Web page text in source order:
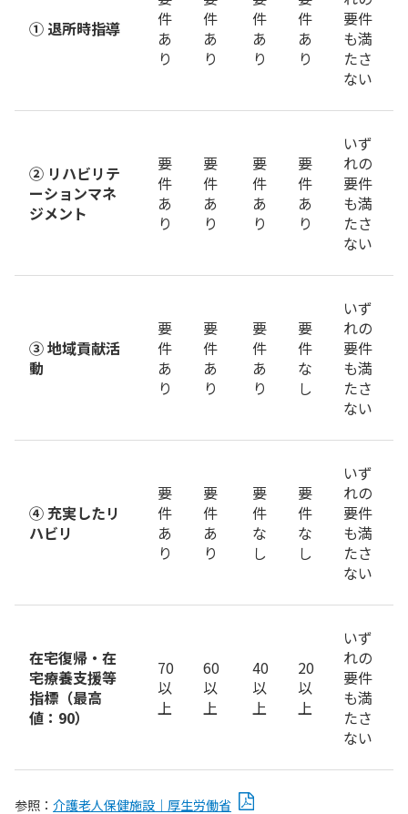
① 退所時指導
件
あ
り
件
あ
り
件
あ
り
件
あ
り
要件
も満
たさ
ない
② リハビリテ
ーションマネ
ジメント
要
件
あ
り
要
件
あ
り
要
件
あ
り
要
件
あ
り
いず
れの
要件
も満
たさ
ない
③ 地域貢献活
動
要
件
あ
り
要
件
あ
り
要
件
あ
り
要
件
な
し
いず
れの
要件
も満
たさ
ない
④ 充実したリ
ハビリ
要
件
あ
り
要
件
あ
り
要
件
な
し
要
件
な
し
いず
れの
要件
も満
たさ
ない
在宅復帰・在
宅療養支援等
指標（最高
値：90）
70
以
上
60
以
上
40
以
上
20
以
上
いず
れの
要件
も満
たさ
ない
参照： 介護老人保健施設｜厚生労働省